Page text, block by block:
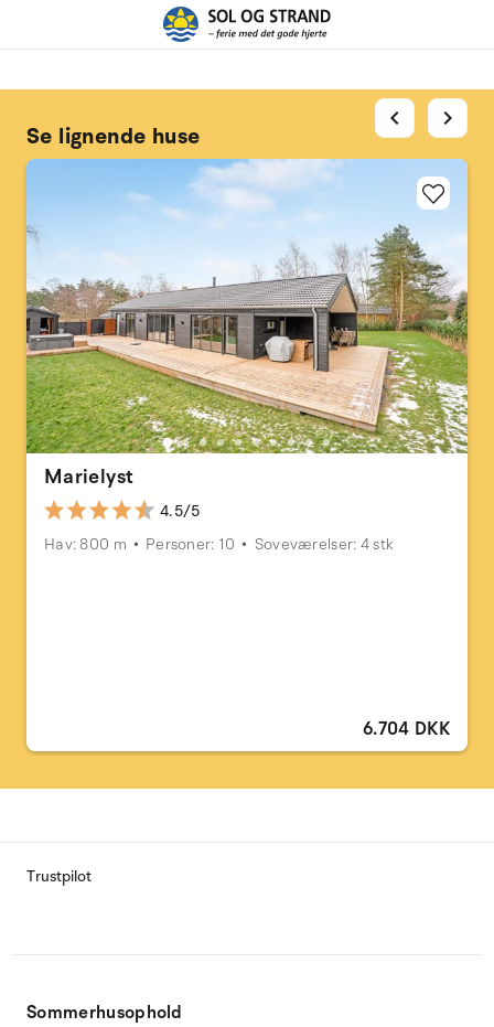
Se lignende huse
Marielyst
4.5/5
Hav: 800 m
Personer: 10 Soveværelser: 4 stk
6.704 DKK
chevron_left chevron_right
Trustpilot
Sommerhusophold